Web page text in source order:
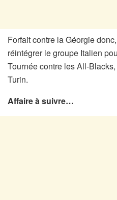
Forfait contre la Géorgie
réintégrer le groupe Italien
Tournée contre les All-
Turin.
Affaire à suivre…